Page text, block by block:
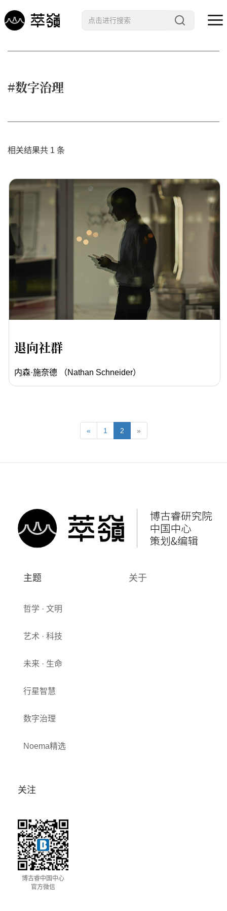
哲学 · 文明
#数字治理
相关结果共 1 条
退向社群
内森·施奈德 （Nathan Schneider）
« 1 2 »
主题
哲学 · 文明
艺术 · 科技
未来 · 生命
行星智慧
数字治理
Noema精选
关于
关注
博古睿中国中心
官方微信